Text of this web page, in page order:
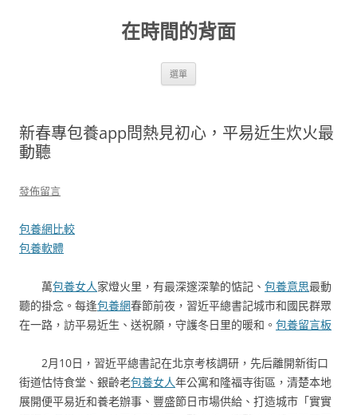
在時間的背面
選單
新春專包養app問熱見初心，平易近生炊火最
動聽
發佈留言
包養網比較
包養軟體
萬包養女人家燈火里，有最深邃深摯的惦記、 包養意思最動
聽的掛念。每逢包養網春節前夜，習近平總書記城市和國民群眾
在一路，訪平易近生、送祝願，守護冬日里的暖和。 包養留言板
2月10日，習近平總書記在北京考核調研，先后離開新街口
街道怙恃食堂、銀齡老包養女人年公寓和隆福寺街區，清楚本地
展開便平易近和養老辦事、豐盛節日市場供給、打造城市「實實